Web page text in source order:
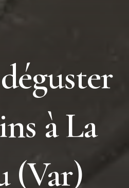
à La
(Var)